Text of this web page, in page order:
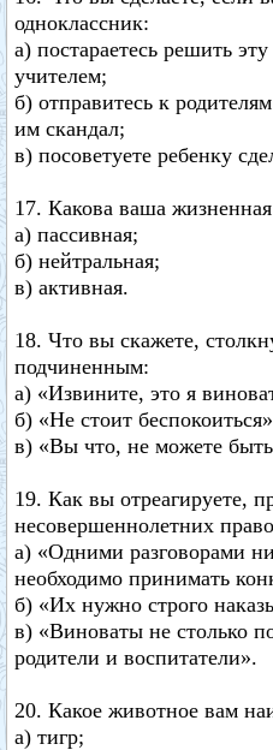
одноклассник:
а) постараетесь решить
учителем;
б) отправитесь к
им скандал;
в) посоветуете ребенку
17. Какова ваша
а) пассивная;
б) нейтральная;
в) активная.
18. Что вы скажете,
подчиненным:
а) «Извините, это я
б) «Не стоит
в) «Вы что, не можете быть
19. Как вы отреагируете,
несовершеннолетних
а) «Одними разговорами
необходимо принимать
б) «Их нужно строго
в) «Виноваты не столько
родители и воспитатели».
20. Какое животное вам
а) тигр;